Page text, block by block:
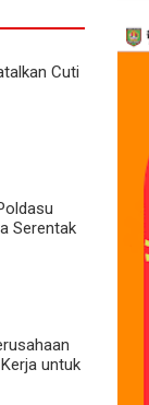
Cuti
Serentak
untuk